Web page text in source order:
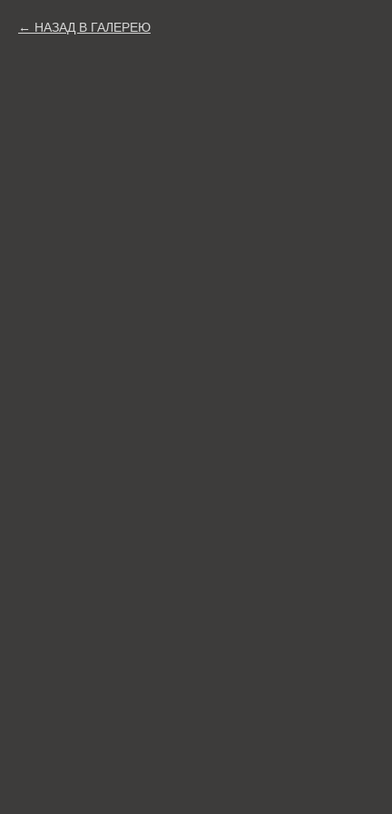
НАЗАД В ГАЛЕРЕЮ